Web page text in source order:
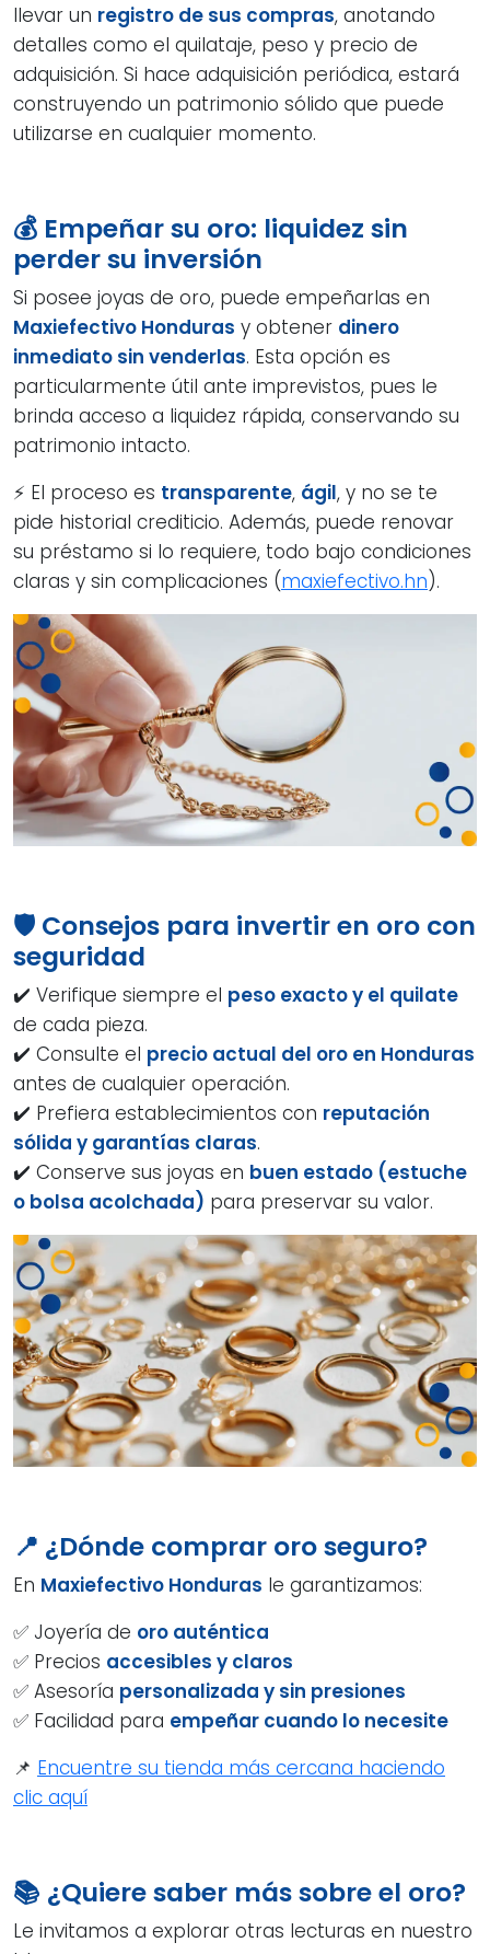
llevar un registro de sus compras, anotando
detalles como el quilataje, peso y precio de
adquisición. Si hace adquisición periódica, estará
construyendo un patrimonio sólido que puede
utilizarse en cualquier momento.
💰 Empeñar su oro: liquidez sin
perder su inversión
Si posee joyas de oro, puede empeñarlas en
Maxiefectivo Honduras y obtener dinero
inmediato sin venderlas. Esta opción es
particularmente útil ante imprevistos, pues le
brinda acceso a liquidez rápida, conservando su
patrimonio intacto.
⚡ El proceso es transparente, ágil, y no se te
pide historial crediticio. Además, puede renovar
su préstamo si lo requiere, todo bajo condiciones
claras y sin complicaciones (maxiefectivo.hn).
🛡️ Consejos para invertir en oro con
seguridad
✔️ Verifique siempre el peso exacto y el quilate
de cada pieza.
✔️ Consulte el precio actual del oro en Honduras
antes de cualquier operación.
✔️ Prefiera establecimientos con reputación
sólida y garantías claras.
✔️ Conserve sus joyas en buen estado (estuche
o bolsa acolchada) para preservar su valor.
📍 ¿Dónde comprar oro seguro?
En Maxiefectivo Honduras le garantizamos:
✅ Joyería de oro auténtica
✅ Precios accesibles y claros
✅ Asesoría personalizada y sin presiones
✅ Facilidad para empeñar cuando lo necesite
📌 Encuentre su tienda más cercana haciendo
clic aquí
📚 ¿Quiere saber más sobre el oro?
Le invitamos a explorar otras lecturas en nuestro